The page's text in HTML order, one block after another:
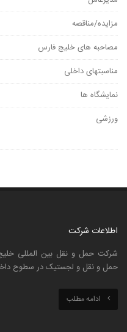
مدیرعامل
مزایده/مناقصه
مصاحبه های خلیج فارس
مناسبتهای داخلی
نمایشگاه ها
اطلاعات شرکت
شرکت حمل و نقل بین المللی خلیج